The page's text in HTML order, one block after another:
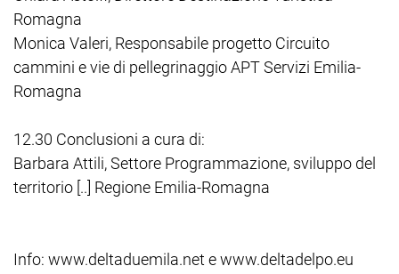
Romagna
Monica Valeri, Responsabile progetto Circuito
cammini e vie di pellegrinaggio APT Servizi Emilia-
Romagna
12.30 Conclusioni a cura di:
Barbara Attili, Settore Programmazione, sviluppo del
territorio [..] Regione Emilia-Romagna
Info: www.deltaduemila.net e www.deltadelpo.eu